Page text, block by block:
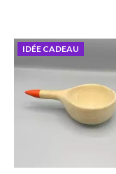
IDÉE CADEAU